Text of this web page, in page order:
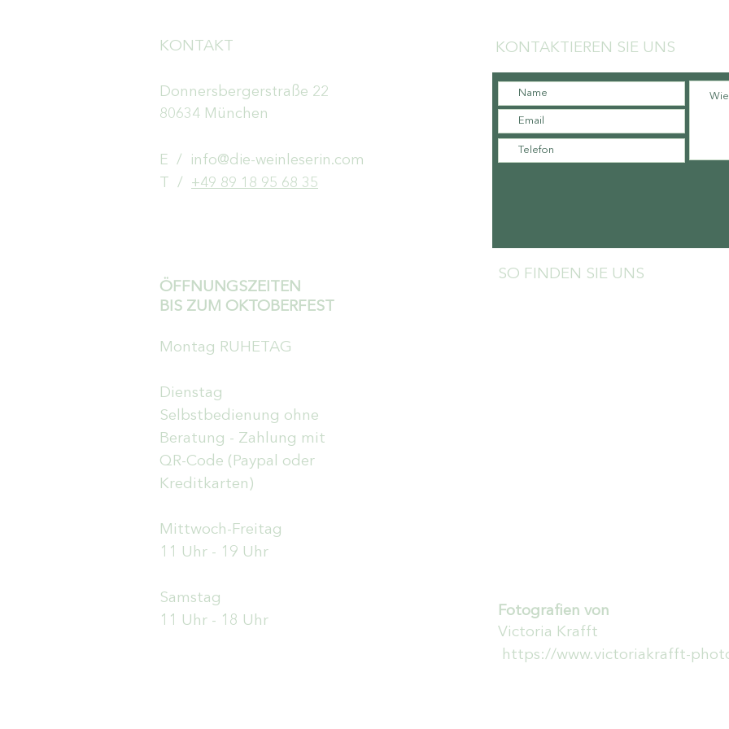
KONTAKT
Donnersbergerstraße 22
80634 München
E /
info@die-weinleserin.com
​T / +49 89 18 95 68 35
ÖFFNUNGSZEITEN
BIS ZUM OKTOBERFEST
Montag RUHETAG
Dienstag
Selbstbedienung ohne
Beratung - Zahlung mit
QR-Code (Paypal oder
Kreditkarten)
Mittwoch-Freitag
11 Uhr - 19 Uhr
Samstag
11 Uhr - 18 Uhr
KONTAKTIEREN SIE UNS
SO FINDEN SIE UNS
Fotografien von
Victoria Krafft
https://www.victoriakrafft-